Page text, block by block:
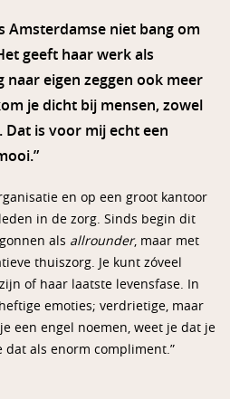
Amsterdamse niet bang om
geeft haar werk als
eigen zeggen ook meer
je dicht bij mensen, zowel
Dat is voor mij echt een
en op een groot kantoor
in de zorg. Sinds begin dit
als allrounder, maar met
thuiszorg. Je kunt zóveel
of haar laatste levensfase. In
emoties; verdrietige, maar
een engel noemen, weet je dat je
dat als enorm compliment.”